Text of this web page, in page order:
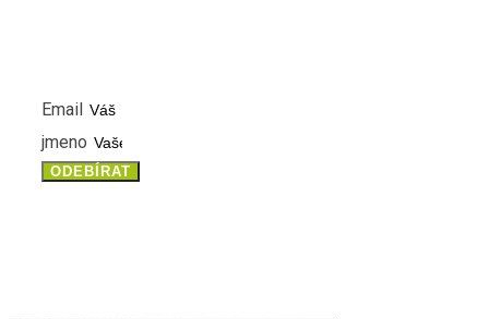
Email
jmeno
ODEBÍRAT